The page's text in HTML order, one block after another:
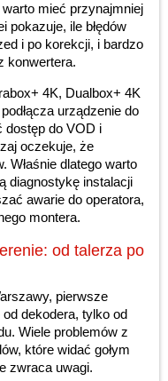
mieć przynajmniej
pokazuje, ile błędów
i po korekcji, i bardzo
konwertera.
4K, Dualbox+ 4K
urządzenie do
dostęp do VOD i
oczekuje, że
Właśnie dlatego warto
diagnostykę instalacji
awarie do operatora,
montera.
od talerza po
pierwsze
dekodera, tylko od
Wiele problemów z
które widać gołym
zwraca uwagi.